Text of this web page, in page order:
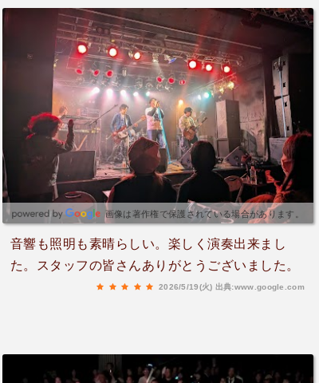
画像は著作権で保護されている場合があります。
音響も照明も素晴らしい。楽しく演奏出来まし
た。スタッフの皆さんありがとうございました。
2026/5/19(火) 出典:www.google.com